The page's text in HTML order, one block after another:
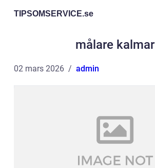
TIPSOMSERVICE.se
målare kalmar
02 mars 2026 admin